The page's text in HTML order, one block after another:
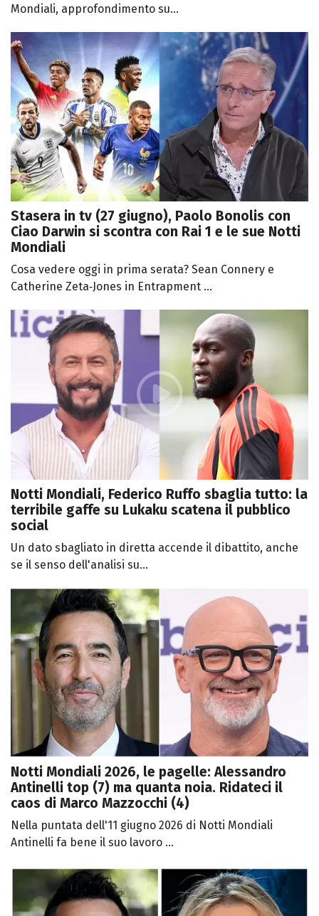
Mondiali, approfondimento su...
Stasera in tv (27 giugno), Paolo Bonolis con
Ciao Darwin si scontra con Rai 1 e le sue Notti
Mondiali
Cosa vedere oggi in prima serata? Sean Connery e
Catherine Zeta‑Jones in Entrapment ...
Notti Mondiali, Federico Ruffo sbaglia tutto: la
terribile gaffe su Lukaku scatena il pubblico
social
Un dato sbagliato in diretta accende il dibattito, anche
se il senso dell'analisi su...
Notti Mondiali 2026, le pagelle: Alessandro
Antinelli top (7) ma quanta noia. Ridateci il
caos di Marco Mazzocchi (4)
Nella puntata dell'11 giugno 2026 di Notti Mondiali
Antinelli fa bene il suo lavoro ...